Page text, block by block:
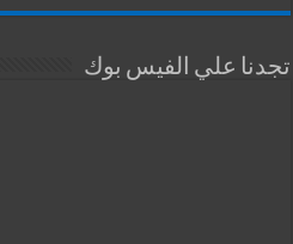
تجدنا علي الفيس بوك